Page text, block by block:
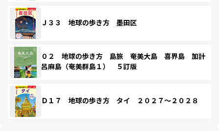
Ｊ３３ 地球の歩き方 墨田区
０２ 地球の歩き方 島旅 奄美大島 喜界島 加計
呂麻島（奄美群島１） ５訂版
Ｄ１７ 地球の歩き方 タイ ２０２７～２０２８